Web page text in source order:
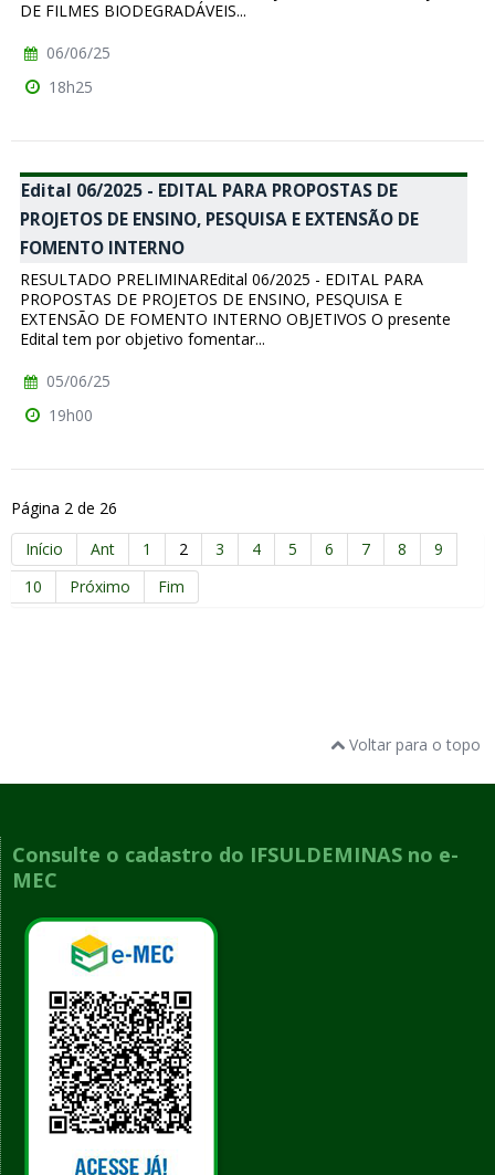
DE FILMES BIODEGRADÁVEIS...
06/06/25
18h25
Edital 06/2025 - EDITAL PARA PROPOSTAS DE
PROJETOS DE ENSINO, PESQUISA E EXTENSÃO DE
FOMENTO INTERNO
RESULTADO PRELIMINAREdital 06/2025 - EDITAL PARA
PROPOSTAS DE PROJETOS DE ENSINO, PESQUISA E
EXTENSÃO DE FOMENTO INTERNO OBJETIVOS O presente
Edital tem por objetivo fomentar...
05/06/25
19h00
Página 2 de 26
Início
Ant 1 2 3 4 5 6 7 8
9
10
Próximo Fim
Voltar para o topo
Consulte o cadastro do IFSULDEMINAS no e-
MEC